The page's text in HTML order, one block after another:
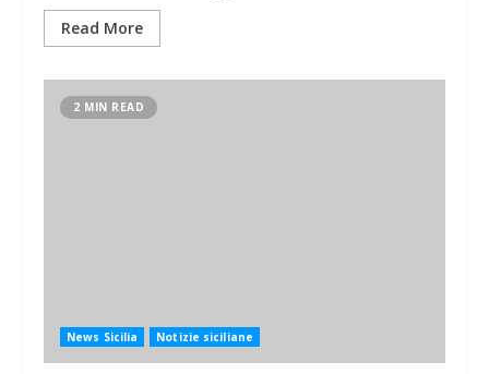
Read More
2 MIN READ
News Sicilia Notizie siciliane